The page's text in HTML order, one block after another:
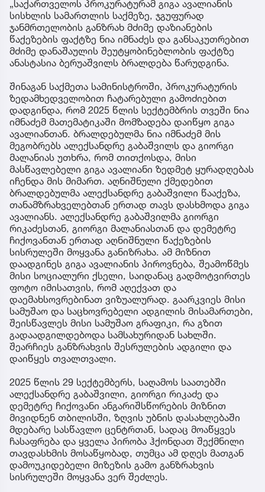
„საქართველოს პროკურატურამ გიგა ავალიანის
სისხლის სამართლის საქმეზე, ჯგუფურად
ჯანმრთელობის განზრახ მძიმე დაზიანების
წაქეზების ფაქტზე ნია იმნაძეს და განსაკუთრებით
მძიმე დანაშაულის შეუტყობინებლობის ფაქტზე
ანასტასია ბერუაშვილს ბრალდება წარუდგინა.
შინაგან საქმეთა სამინისტროში, პროკურატურის
ზედამხედველობით ჩატარებული გამოძიებით
დადგინდა, რომ 2025 წლის სექტემბრის თვეში ნია
იმნაძემ მათემატიკაში მომზადება დაიწყო გიგა
ავალიანთან. ბრალდებულმა ნია იმნაძემ მის
მეგობრებს ალექსანდრე გაბაშვილს და გიორგი
მალანიას უთხრა, რომ თითქოსდა, მისი
მასწავლებელი გიგა ავალიანი ზედმეტ ყურადღებას
იჩენდა მის მიმართ. აღნიშნული ქმედებით
ბრალდებულმა ალექსანდრე გაბაშვილი წააქეზა,
თანამზრახველებთან ერთად თავს დასხმოდა გიგა
ავალიანს. ალექსანდრე გაბაშვილმა გიორგი
რიკაძესთან, გიორგი მალანიასთან და დემეტრე
ჩიქოვანთან ერთად აღნიშნული წაქეზების
სისრულეში მოყვანა განიზრახა. ამ მიზნით
დაადგინეს გიგა ავალიანის პიროვნება, შეამოწმეს
მისი სოციალური ქსელი, საიდანაც გადმოტვირთეს
ფოტო იმისათვის, რომ აღექვათ და
დაემახსოვრებინათ ვიზუალურად. გაარკვიეს მისი
სამუშაო და საცხოვრებელი ადგილის მისამართები,
შეისწავლეს მისი სამუშაო გრაფიკი, რა გზით
გადაადგილდებოდა სამსახურიდან სახლში.
შეარჩიეს განზრახვის შესრულების ადგილი და
დაიწყეს თვალთვალი.
2025 წლის 29 სექტემბერს, საღამოს საათებში
ალექსანდრე გაბაშვილი, გიორგი რიკაძე და
დემეტრე ჩიქოვანი ანგარიშსწორების მიზნით
მივიდნენ თბილისში, ზღვის უბნის დასახლებაში
მდებარე სასწავლო ცენტრთან, სადაც მოაწყვეს
ჩასაფრება და ყველა პირობა ჰქონდათ შექმნილი
თავდასხმის მოსაწყობად, თუმცა ამ დღეს მათგან
დამოუკიდებელი მიზეზის გამო განზრახვის
სისრულეში მოყვანა ვერ შეძლეს.